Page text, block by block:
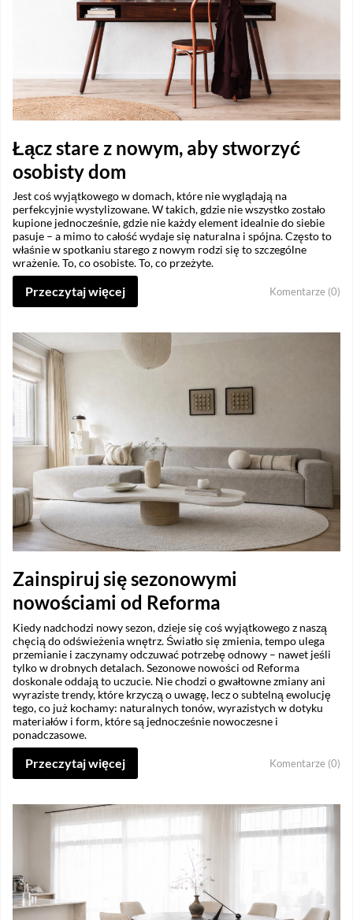
Łącz stare z nowym, aby stworzyć
osobisty dom
Jest coś wyjątkowego w domach, które nie wyglądają na
perfekcyjnie wystylizowane. W takich, gdzie nie wszystko zostało
kupione jednocześnie, gdzie nie każdy element idealnie do siebie
pasuje – a mimo to całość wydaje się naturalna i spójna. Często to
właśnie w spotkaniu starego z nowym rodzi się to szczególne
wrażenie. To, co osobiste. To, co przeżyte.
Przeczytaj więcej Komentarze (0)
Zainspiruj się sezonowymi
nowościami od Reforma
Kiedy nadchodzi nowy sezon, dzieje się coś wyjątkowego z naszą
chęcią do odświeżenia wnętrz. Światło się zmienia, tempo ulega
przemianie i zaczynamy odczuwać potrzebę odnowy – nawet jeśli
tylko w drobnych detalach. Sezonowe nowości od Reforma
doskonale oddają to uczucie. Nie chodzi o gwałtowne zmiany ani
wyraziste trendy, które krzyczą o uwagę, lecz o subtelną ewolucję
tego, co już kochamy: naturalnych tonów, wyrazistych w dotyku
materiałów i form, które są jednocześnie nowoczesne i
ponadczasowe.
Przeczytaj więcej Komentarze (0)